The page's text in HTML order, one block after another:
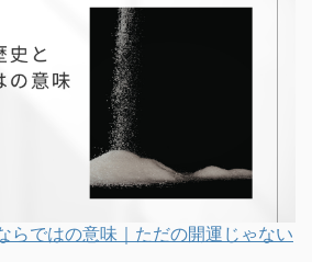
らではの意味｜ただの開運じゃない